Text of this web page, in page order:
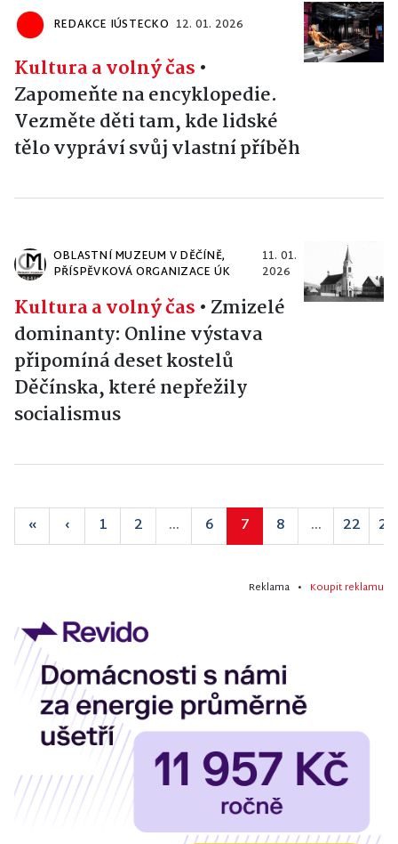
REDAKCE IÚSTECKO 12. 01. 2026
Kultura a volný čas •
Zapomeňte na encyklopedie.
Vezměte děti tam, kde lidské
tělo vypráví svůj vlastní příběh
OBLASTNÍ MUZEUM V DĚČÍNĚ,
PŘÍSPĚVKOVÁ ORGANIZACE ÚK
11. 01.
2026
Kultura a volný čas • Zmizelé
dominanty: Online výstava
připomíná deset kostelů
Děčínska, které nepřežily
socialismus
« ‹ 1 2 ... 6 7 8 ... 22 23
Reklama • Koupit reklamu